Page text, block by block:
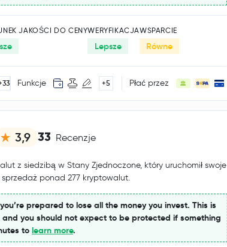
JAKOŚCI DO CENYWERYFIKACJA
Lepsze
WSPARCIE
Równe
Funkcje +5 Płać przez
3,9 33 Recenzje
z siedzibą w Stany Zjednoczone, który uruchomił swoje
sprzedaż ponad 277 kryptowalut.
prepared to lose all the money you invest. This is
you should not expect to be protected if something
to learn more.